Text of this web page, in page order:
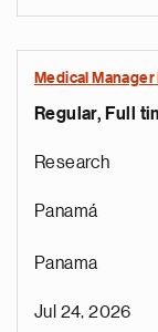
Medical
Regular, Full
Research
Panamá
Panama
Jul 24, 2026